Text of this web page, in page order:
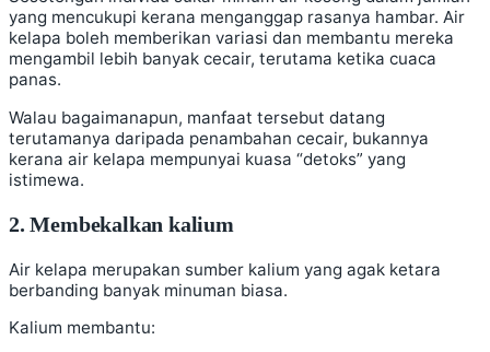
yang mencukupi kerana menganggap rasanya hambar. Air
kelapa boleh memberikan variasi dan membantu mereka
mengambil lebih banyak cecair, terutama ketika cuaca
panas.
Walau bagaimanapun, manfaat tersebut datang
terutamanya daripada penambahan cecair, bukannya
kerana air kelapa mempunyai kuasa “detoks” yang
istimewa.
2. Membekalkan kalium
Air kelapa merupakan sumber kalium yang agak ketara
berbanding banyak minuman biasa.
Kalium membantu: